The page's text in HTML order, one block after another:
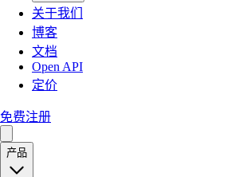
关于我们
博客
文档
Open API
定价
免费注册
产品